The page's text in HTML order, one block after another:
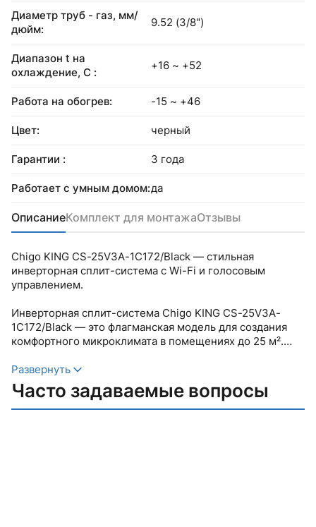
Диаметр труб - газ, мм/
дюйм:
9.52 (3/8")
Диапазон t на
охлаждение, С :
+16 ~ +52
Работа на обогрев: -15 ~ +46
Цвет: черный
Гарантии : 3 года
Работает с умным домом:да
ОписаниеКомплект для монтажаОтзывы
Chigo KING CS-25V3A-1C172/Black — стильная
инверторная сплит-система с Wi-Fi и голосовым
управлением.
Инверторная сплит-система Chigo KING CS-25V3A-
1C172/Black — это флагманская модель для создания
комфортного микроклимата в помещениях до 25 м².
голосовое управление и оснащено встроенным
модулем Wi-Fi для удаленного контроля через
приложение Smart Life.
Развернуть
Часто задаваемые вопросы